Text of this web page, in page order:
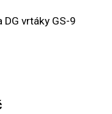
DG vrtáky GS-9